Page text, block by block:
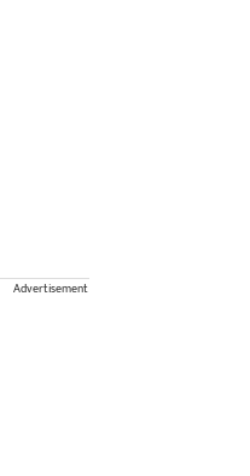
Advertisement